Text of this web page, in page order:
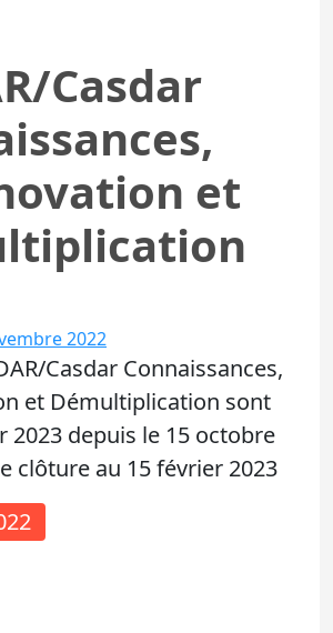
Casdar
et
2022
Casdar Connaissances,
et Démultiplication sont
2023 depuis le 15 octobre
clôture au 15 février 2023